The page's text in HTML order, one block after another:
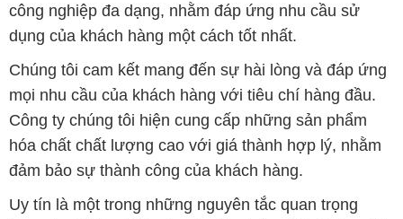
công nghiệp đa dạng, nhằm đáp ứng nhu cầu sử
dụng của khách hàng một cách tốt nhất.
Chúng tôi cam kết mang đến sự hài lòng và đáp ứng
mọi nhu cầu của khách hàng với tiêu chí hàng đầu.
Công ty chúng tôi hiện cung cấp những sản phẩm
hóa chất chất lượng cao với giá thành hợp lý, nhằm
đảm bảo sự thành công của khách hàng.
Uy tín là một trong những nguyên tắc quan trọng